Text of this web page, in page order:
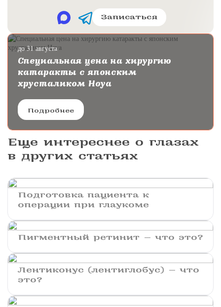
Записаться
до 31 августа
Специальная цена на хирургию
катаракты с японским
хрусталиком Hoya
Подробнее
Еще интереснее о глазах
в других статьях
Подготовка пациента к
операции при глаукоме
Пигментный ретинит — что это?
Лентиконус (лентиглобус) — что
это?